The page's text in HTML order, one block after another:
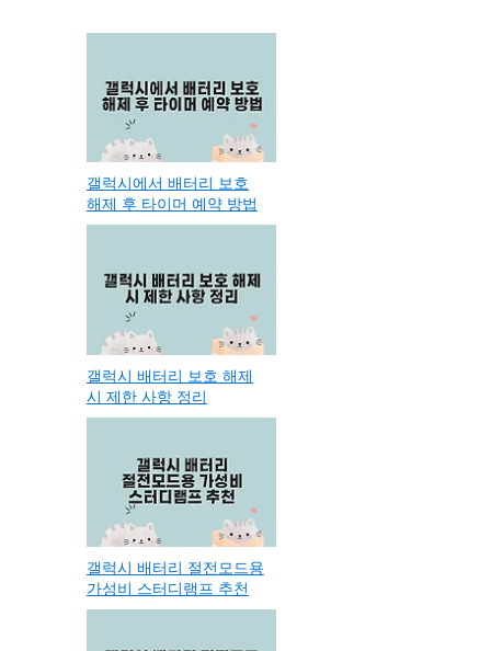
갤럭시에서 배터리 보호
해제 후 타이머 예약 방법
갤럭시 배터리 보호 해제
시 제한 사항 정리
갤럭시 배터리 절전모드용
가성비 스터디램프 추천